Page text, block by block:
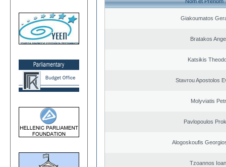
Giakoumatos
Bratakos
Katsikis
Stavrou Apostolos
Molyviatis
Pavlopoulos
Alogoskoufis
Tzoannos